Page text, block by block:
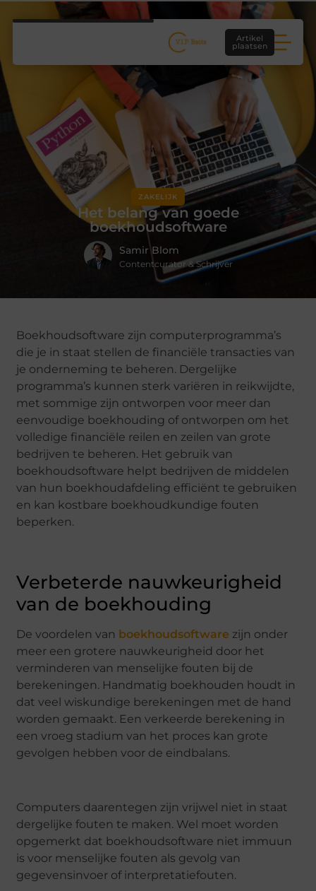
Artikel
plaatsen
ZAKELIJK
Het belang van goede
boekhoudsoftware
Samir Blom
Contentcurator & Schrijver
Boekhoudsoftware zijn computerprogramma’s
die je in staat stellen de financiële transacties van
je onderneming te beheren. Dergelijke
programma’s kunnen sterk variëren in reikwijdte,
met sommige zijn ontworpen voor meer dan
eenvoudige boekhouding of ontworpen om het
volledige financiële reilen en zeilen van grote
bedrijven te beheren. Het gebruik van
boekhoudsoftware helpt bedrijven de middelen
van hun boekhoudafdeling efficiënt te gebruiken
en kan kostbare boekhoudkundige fouten
beperken.
Verbeterde nauwkeurigheid
van de boekhouding
De voordelen van boekhoudsoftware zijn onder
meer een grotere nauwkeurigheid door het
verminderen van menselijke fouten bij de
berekeningen. Handmatig boekhouden houdt in
dat veel wiskundige berekeningen met de hand
worden gemaakt. Een verkeerde berekening in
een vroeg stadium van het proces kan grote
gevolgen hebben voor de eindbalans.
Computers daarentegen zijn vrijwel niet in staat
dergelijke fouten te maken. Wel moet worden
opgemerkt dat boekhoudsoftware niet immuun
is voor menselijke fouten als gevolg van
gegevensinvoer of interpretatiefouten.